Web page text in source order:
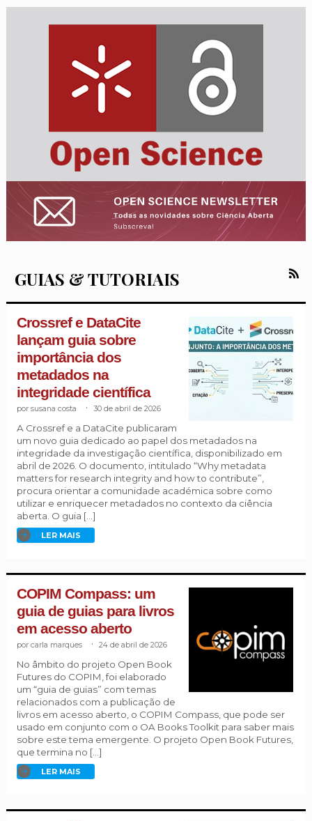
GUIAS & TUTORIAIS
Crossref e DataCite
lançam guia sobre
importância dos
metadados na
integridade científica
susana costa 30 de abril de 2026
A Crossref e a DataCite publicaram
um novo guia dedicado ao papel dos metadados na
integridade da investigação científica, disponibilizado em
abril de 2026. O documento, intitulado “Why metadata
matters for research integrity and how to contribute”,
procura orientar a comunidade académica sobre como
utilizar e enriquecer metadados no contexto da ciência
aberta. O guia […]
LER MAIS
COPIM Compass: um
guia de guias para livros
em acesso aberto
carla marques. 24 de abril de 2026
No âmbito do projeto Open Book
Futures do COPIM, foi elaborado
um “guia de guias” com temas
relacionados com a publicação de
livros em acesso aberto, o COPIM Compass, que pode ser
usado em conjunto com o OA Books Toolkit para saber mais
sobre este tema emergente. O projeto Open Book Futures,
que termina no […]
LER MAIS